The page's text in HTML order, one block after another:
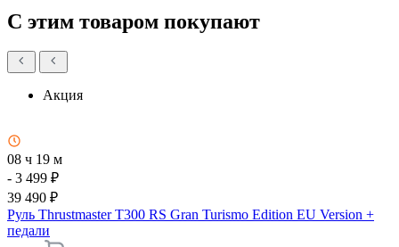
С этим товаром покупают
Акция
08 ч 19 м
- 3 499 ₽
39 490 ₽
Руль Thrustmaster T300 RS Gran Turismo Edition EU Version +
педали